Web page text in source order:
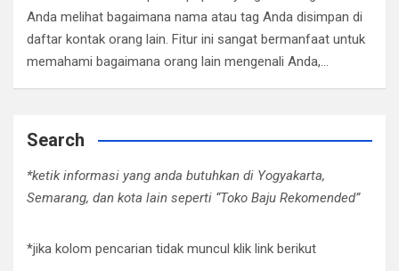
Anda melihat bagaimana nama atau tag Anda disimpan di
daftar kontak orang lain. Fitur ini sangat bermanfaat untuk
memahami bagaimana orang lain mengenali Anda,…
Search
*ketik informasi yang anda butuhkan di Yogyakarta,
Semarang, dan kota lain seperti “Toko Baju Rekomended”
*jika kolom pencarian tidak muncul klik link berikut